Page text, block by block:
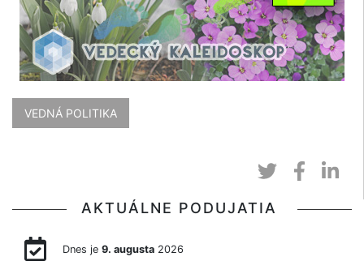
VEDNÁ POLITIKA
AKTUÁLNE PODUJATIA
Dnes je 9. augusta2026